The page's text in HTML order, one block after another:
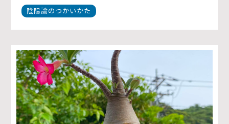
陰陽論のつかいかた